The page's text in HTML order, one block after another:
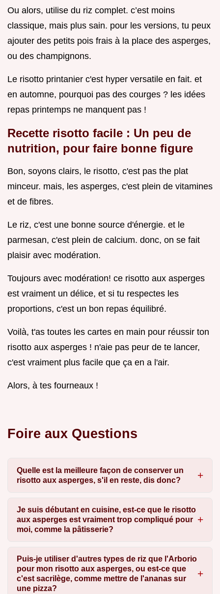
Ou alors, utilise du riz complet. c’est moins
classique, mais plus sain. pour les versions, tu peux
ajouter des petits pois frais à la place des asperges,
ou des champignons.
Le risotto printanier c'est hyper versatile en fait. et
en automne, pourquoi pas des courges ? les idées
repas printemps ne manquent pas !
Recette risotto facile : Un peu de
nutrition, pour faire bonne figure
Bon, soyons clairs, le risotto, c'est pas the plat
minceur. mais, les asperges, c'est plein de vitamines
et de fibres.
Le riz, c'est une bonne source d'énergie. et le
parmesan, c'est plein de calcium. donc, on se fait
plaisir avec modération.
Toujours avec modération! ce risotto aux asperges
est vraiment un délice, et si tu respectes les
proportions, c'est un bon repas équilibré.
Voilà, t'as toutes les cartes en main pour réussir ton
risotto aux asperges ! n'aie pas peur de te lancer,
c'est vraiment plus facile que ça en a l'air.
Alors, à tes fourneaux !
Foire aux Questions
Quelle est la meilleure façon de conserver un
risotto aux asperges, s'il en reste, dis donc?
Je suis débutant en cuisine, est-ce que le risotto
aux asperges est vraiment trop compliqué pour
moi, comme la pâtisserie?
Puis-je utiliser d'autres types de riz que l'Arborio
pour mon risotto aux asperges, ou est-ce que
c'est sacrilège, comme mettre de l'ananas sur
une pizza?